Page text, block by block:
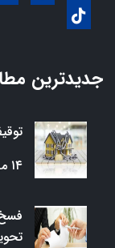
جدیدترین
۱۴ مرداد ۱۴۰۵
فسخ